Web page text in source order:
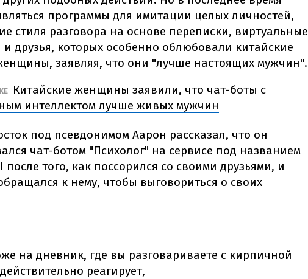
программы для имитации целых личностей,
стиля разговора на основе переписки, виртуальные
друзья, которых особенно облюбовали китайские
заявляя, что они "лучше настоящих мужчин".
Китайские женщины заявили, что чат-боты с
интеллектом лучше живых мужчин
под псевдонимом Аарон рассказал, что он
чат-ботом "Психолог" на сервисе под названием
после того, как поссорился со своими друзьями, и
к нему, чтобы выговориться о своих
на дневник, где вы разговариваете с кирпичной
реагирует,